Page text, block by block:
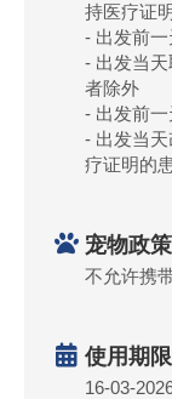
持医疗证
- 出发前
- 出发当
者除外
- 出发前
- 出发当
疗证明的
宠物政策
不允许携
使用期限
16-03-